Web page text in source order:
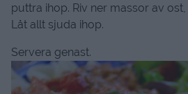
puttra ihop. Riv ner massor av
Låt allt sjuda ihop.
Servera genast.